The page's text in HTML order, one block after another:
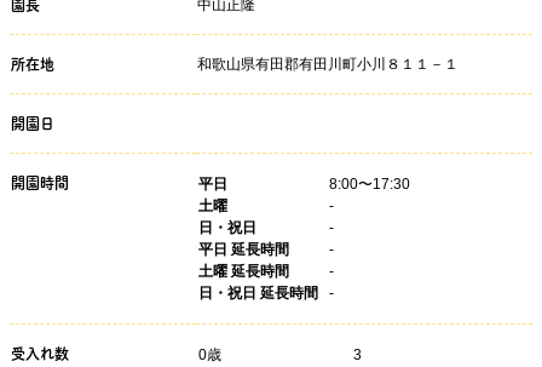
園長 中山正隆
所在地 和歌山県有田郡有田川町小川８１１－１
開園日
開園時間 平日
8:00〜17:30
土曜
-
日・祝日
-
平日 延長時間
-
土曜 延長時間
-
日・祝日 延長時間
-
受入れ数 0歳
3